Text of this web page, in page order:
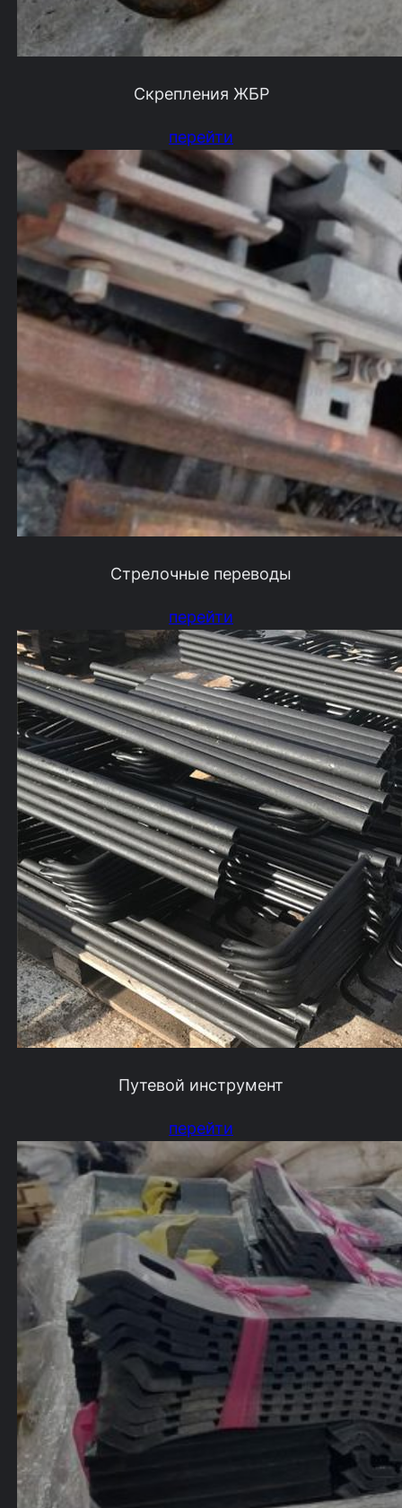
Скрепления ЖБР
перейти
Стрелочные переводы
перейти
Путевой инструмент
перейти